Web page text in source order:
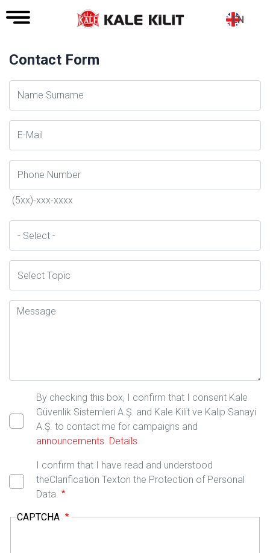
EN
Contact Form
Ad
Soyad
E-
Posta
Telefon
(5xx)-xxx-xxxx
İl
Konu
Mesaj
By checking this box, I confirm that I consent Kale
Güvenlik Sistemleri A.Ş. and Kale Kilit ve Kalıp Sanayi
A.Ş. to contact me for campaigns and
announcements. Details
I confirm that I have read and understood
theClarification Texton the Protection of Personal
Data.
CAPTCHA